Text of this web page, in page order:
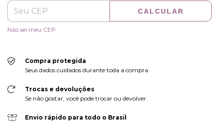
CALCULAR
Não sei meu CEP
Compra protegida
Seus dados cuidados durante toda a compra.
Trocas e devoluções
Se não gostar, você pode trocar ou devolver.
Envio rápido para todo o Brasil